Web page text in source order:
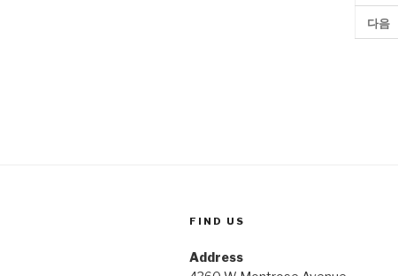
다음
FIND US
Address